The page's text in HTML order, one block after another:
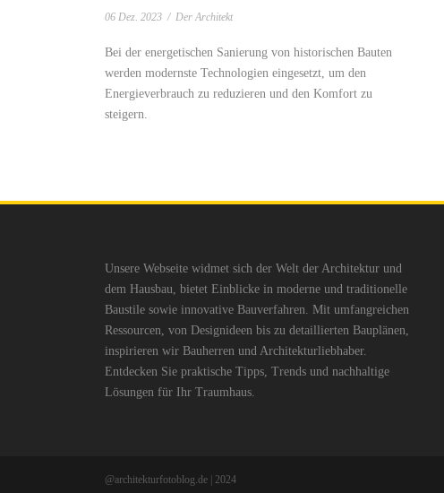
06 Dez. 2023 / Der Architekt
Bei der energetischen Sanierung von historischen Bauten
werden modernste Technologien eingesetzt, um den
Energieverbrauch zu reduzieren und den Komfort zu
steigern.
Unsere Webseite widmet sich der Welt der Architektur und
dem Hausbau, bietet Einblicke in moderne und traditionelle
Baustile sowie innovative Bauverfahren. Mit umfangreichen
Ressourcen, von Designideen bis zu detaillierten Bauplänen,
inspirieren wir Bauherren und Architekturliebhaber.
Entdecken Sie praktische Tipps, Trends und nachhaltige
Lösungen für Ihr Traumhaus.
@architekturfotoblog.de | 2024